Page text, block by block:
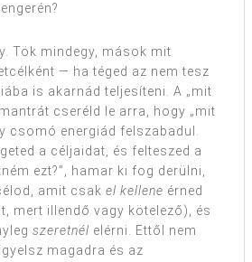
Tök mindegy, mások mit
— ha téged az nem tesz
is akarnád teljesíteni. A „mit
cseréld le arra, hogy „mit
csomó energiád felszabadul.
a céljaidat, és felteszed a
ezt?”, hamar ki fog derülni,
amit csak el kellene érned
mert illendő vagy kötelező), és
szeretnél elérni. Ettől nem
magadra és az